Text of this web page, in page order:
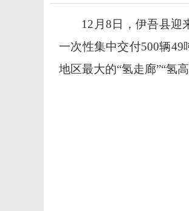
12 月 8 日，伊吾县迎
一次性集中交付500辆49
地区最大的“氢走廊”“氢